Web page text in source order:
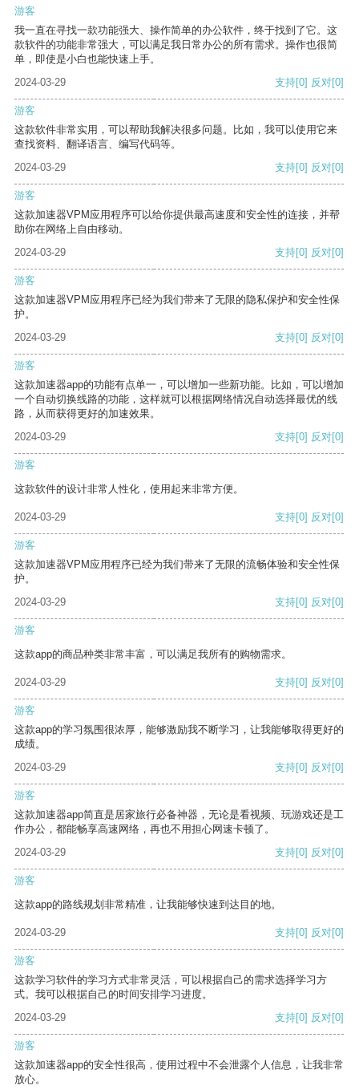
游客
我一直在寻找一款功能强大、操作简单的办公软件，终于找到了它。这
款软件的功能非常强大，可以满足我日常办公的所有需求。操作也很简
单，即使是小白也能快速上手。
2024-03-29
支持[0] 反对[0]
游客
这款软件非常实用，可以帮助我解决很多问题。比如，我可以使用它来
查找资料、翻译语言、编写代码等。
2024-03-29
支持[0] 反对[0]
游客
这款加速器VPM应用程序可以给你提供最高速度和安全性的连接，并帮
助你在网络上自由移动。
2024-03-29
支持[0] 反对[0]
游客
这款加速器VPM应用程序已经为我们带来了无限的隐私保护和安全性保
护。
2024-03-29
支持[0] 反对[0]
游客
这款加速器app的功能有点单一，可以增加一些新功能。比如，可以增加
一个自动切换线路的功能，这样就可以根据网络情况自动选择最优的线
路，从而获得更好的加速效果。
2024-03-29
支持[0] 反对[0]
游客
这款软件的设计非常人性化，使用起来非常方便。
2024-03-29 支持[0] 反对[0]
游客
这款加速器VPM应用程序已经为我们带来了无限的流畅体验和安全性保
护。
2024-03-29
支持[0] 反对[0]
游客
这款app的商品种类非常丰富，可以满足我所有的购物需求。
2024-03-29 支持[0] 反对[0]
游客
这款app的学习氛围很浓厚，能够激励我不断学习，让我能够取得更好的
成绩。
2024-03-29
支持[0] 反对[0]
游客
这款加速器app简直是居家旅行必备神器，无论是看视频、玩游戏还是工
作办公，都能畅享高速网络，再也不用担心网速卡顿了。
2024-03-29
支持[0] 反对[0]
游客
这款app的路线规划非常精准，让我能够快速到达目的地。
2024-03-29 支持[0] 反对[0]
游客
这款学习软件的学习方式非常灵活，可以根据自己的需求选择学习方
式。我可以根据自己的时间安排学习进度。
2024-03-29
支持[0] 反对[0]
游客
这款加速器app的安全性很高，使用过程中不会泄露个人信息，让我非常
放心。